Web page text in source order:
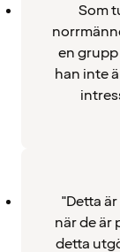
Som
en
han inte
"Detta
när de är
detta